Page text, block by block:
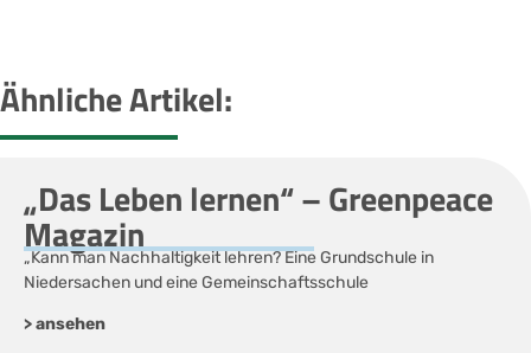
Ähnliche Artikel:
„Das Leben lernen“ – Greenpeace
Magazin
„Kann man Nachhaltigkeit lehren? Eine Grundschule in
Niedersachen und eine Gemeinschaftsschule
> ansehen